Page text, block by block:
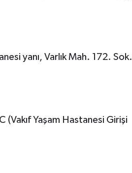
yanı, Varlık Mah. 172. Sok.
Yaşam Hastanesi Girişi